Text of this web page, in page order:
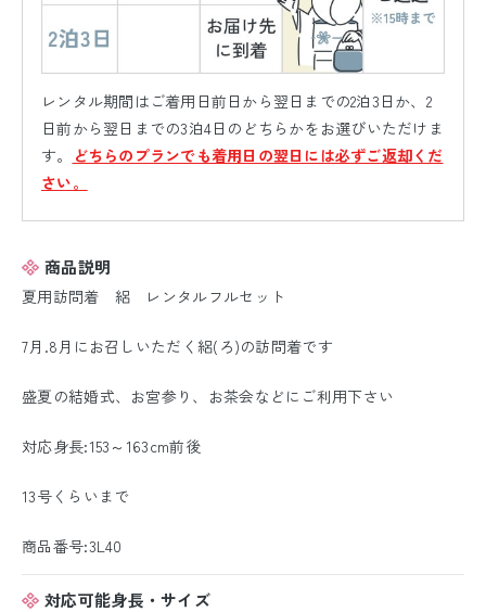
レンタル期間はご着用日前日から翌日までの2泊3日か、2
日前から翌日までの3泊4日のどちらかをお選びいただけま
す。
どちらのプランでも着用日の翌日には必ずご返却くだ
さい。
商品説明
夏用訪問着 絽 レンタルフルセット
7月.8月にお召しいただく絽(ろ)の訪問着です
盛夏の結婚式、お宮参り、お茶会などにご利用下さい
対応身長:153～163cm前後
13号くらいまで
商品番号:3L40
対応可能身長・サイズ